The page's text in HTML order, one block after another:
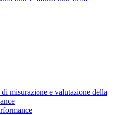
di misurazione e valutazione della